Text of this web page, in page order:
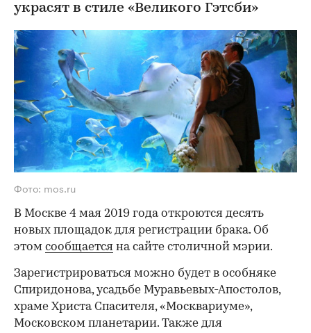
украсят в стиле «Великого Гэтсби»
Фото: mos.ru
В Москве 4 мая 2019 года откроются десять
новых площадок для регистрации брака. Об
этом сообщается на сайте столичной мэрии.
Зарегистрироваться можно будет в особняке
Спиридонова, усадьбе Муравьевых-Апостолов,
храме Христа Спасителя, «Москвариуме»,
Московском планетарии. Также для